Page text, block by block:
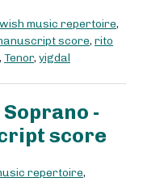
music repertoire,
score, rito
, Tenor, yigdal
-
score
repertoire,